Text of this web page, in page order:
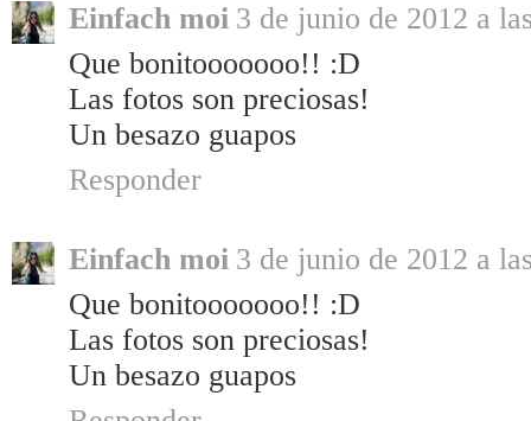
Einfach moi 3 de junio de 2012 a
Que bonitooooooo!! :D
Las fotos son preciosas!
Un besazo guapos
Responder
Einfach moi 3 de junio de 2012 a
Que bonitooooooo!! :D
Las fotos son preciosas!
Un besazo guapos